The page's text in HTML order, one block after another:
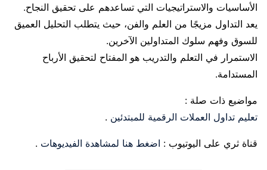
الأساسيات والاستراتيجيات التي تساعدهم على تحقيق النجاح.
يعد التداول مزيجًا من العلم والفن، حيث يتطلب التحليل العميق
للسوق وفهم سلوك المتداولين الآخرين.
الاستمرار في التعلم والتدريب هو المفتاح لتحقيق الأرباح
المستدامة.
مواضيع ذات صلة :
تعليم تداول العملات الرقمية للمبتدئين .
قناة ثري على اليوتيوب : اضغط هنا لمشاهدة الفيديوهات .